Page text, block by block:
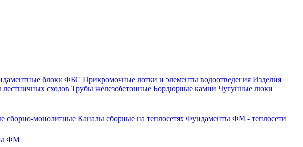
блоки ФБС Прикромочные лотки и элементы водоотведения Изделия
сходов Трубы железобетонные Бордюрные камни Чугунные люки
сборно-монолитные Каналы сборные на теплосетях Фундаменты ФМ - теплосети
ФМ